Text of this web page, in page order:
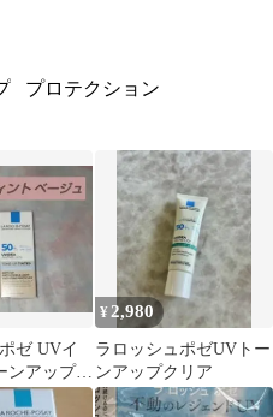
プロテクション
ゼ UVイ
ンアップテ
¥ 2,980
ラロッシュポゼUVトー
ンアップクリア